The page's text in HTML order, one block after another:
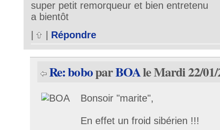
super petit remorqueur et bien entretenu
a bientôt
Répondre
Re: boboparBOAle Mardi 22/01/
Bonsoir "marite",
En effet un froid sibérien !!!